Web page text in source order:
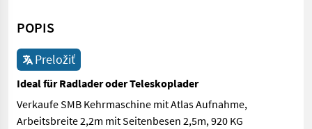
POPIS
Preložiť
Ideal für Radlader oder Teleskoplader
Verkaufe SMB Kehrmaschine mit Atlas Aufnahme,
Arbeitsbreite 2,2m mit Seitenbesen 2,5m, 920 KG